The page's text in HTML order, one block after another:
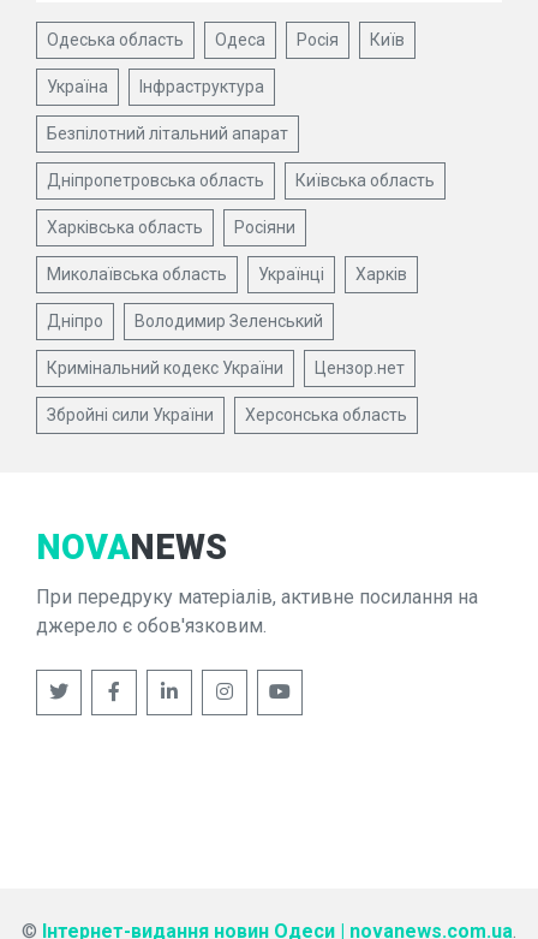
Одеська область Одеса Росія Київ
Україна Інфраструктура
Безпілотний літальний апарат
Дніпропетровська область Київська область
Харківська область Росіяни
Миколаївська область Українці Харків
Дніпро Володимир Зеленський
Кримінальний кодекс України Цензор.нет
Збройні сили України Херсонська область
NOVANEWS
При передруку матеріалів, активне посилання на
джерело є обов'язковим.
© Інтернет-видання новин Одеси | novanews.com.ua